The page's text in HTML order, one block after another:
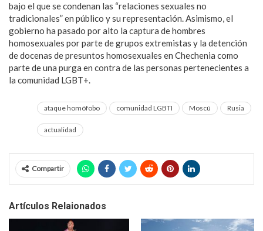
bajo el que se condenan las “relaciones sexuales no
tradicionales” en público y su representación. Asimismo, el
gobierno ha pasado por alto la captura de hombres
homosexuales por parte de grupos extremistas y la detención
de docenas de presuntos homosexuales en Chechenia como
parte de una purga en contra de las personas pertenecientes a
la comunidad LGBT+.
ataque homófobo comunidad LGBTI Moscú Rusia
actualidad
Compartir
Artículos Relaionados